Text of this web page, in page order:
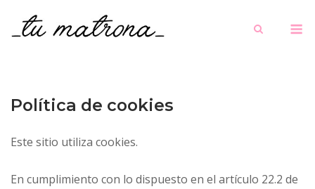
Política de cookies
Este sitio utiliza cookies.
En cumplimiento con lo dispuesto en el artículo 22.2 de